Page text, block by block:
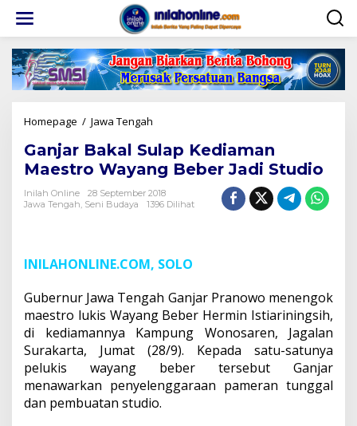
konten
Homepage / Jawa Tengah
Sulap
Kediaman
Maestro
Wayang
Beber
Ganjar Bakal Sulap Kediaman
Maestro Wayang Beber Jadi Studio
Inilah Online
28 September 2018
Jawa Tengah Seni Budaya 1396 Dilihat
INILAHONLINE.COM, SOLO
Gubernur Jawa Tengah Ganjar Pranowo menengok
maestro lukis Wayang Beber Hermin Istiariningsih,
di kediamannya Kampung Wonosaren, Jagalan
Surakarta, Jumat (28/9). Kepada satu-satunya
pelukis wayang beber tersebut Ganjar
menawarkan penyelenggaraan pameran tunggal
dan pembuatan studio.